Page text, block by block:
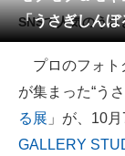
メディア
注目記事を集め
ITの今と未来
スマホと通信
「うさぎしん
SNSで人気のう
プロのフォト
が集まった“う
る展 」が、10
GALLERY